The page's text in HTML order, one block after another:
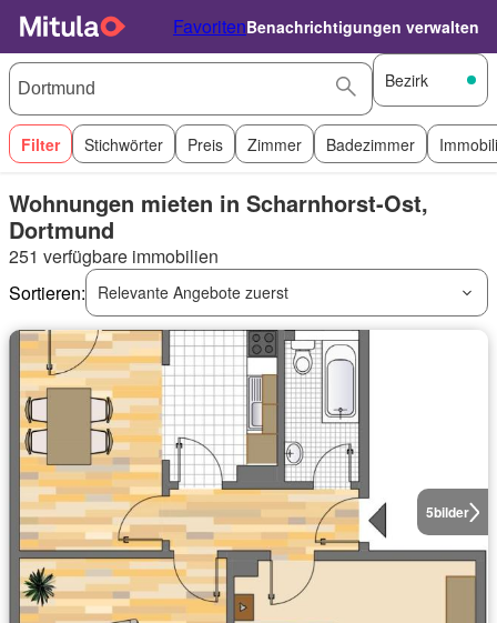
FavoritenBenachrichtigungen verwalten
Bezirk
Filter Stichwörter Preis Zimmer Badezimmer
Wohnungen mieten in Scharnhorst-Ost,
Dortmund
251 verfügbare immobilien
Sortieren:
Relevante Angebote zuerst
5bilder